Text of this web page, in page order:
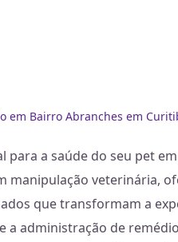
em Bairro Abranches em
para a saúde do seu pet
manipulação veterinária,
que transformam a
a administração de